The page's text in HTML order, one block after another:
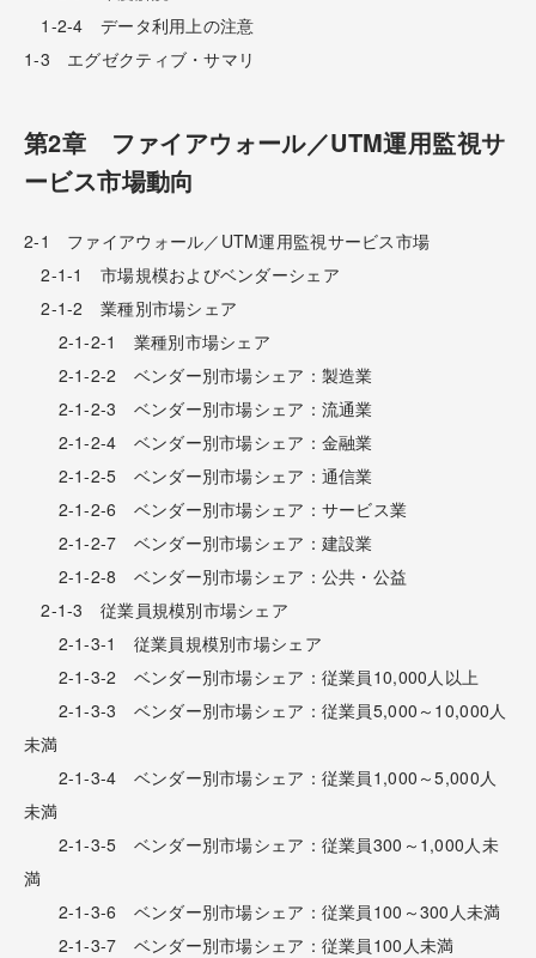
1-2-4 データ利用上の注意
1-3 エグゼクティブ・サマリ
第2章 ファイアウォール／UTM運用監視サ
ービス市場動向
2-1 ファイアウォール／UTM運用監視サービス市場
2-1-1 市場規模およびベンダーシェア
2-1-2 業種別市場シェア
2-1-2-1 業種別市場シェア
2-1-2-2 ベンダー別市場シェア：製造業
2-1-2-3 ベンダー別市場シェア：流通業
2-1-2-4 ベンダー別市場シェア：金融業
2-1-2-5 ベンダー別市場シェア：通信業
2-1-2-6 ベンダー別市場シェア：サービス業
2-1-2-7 ベンダー別市場シェア：建設業
2-1-2-8 ベンダー別市場シェア：公共・公益
2-1-3 従業員規模別市場シェア
2-1-3-1 従業員規模別市場シェア
2-1-3-2 ベンダー別市場シェア：従業員10,000人以上
2-1-3-3 ベンダー別市場シェア：従業員5,000～10,000人
未満
2-1-3-4 ベンダー別市場シェア：従業員1,000～5,000人
未満
2-1-3-5 ベンダー別市場シェア：従業員300～1,000人未
満
2-1-3-6 ベンダー別市場シェア：従業員100～300人未満
2-1-3-7 ベンダー別市場シェア：従業員100人未満